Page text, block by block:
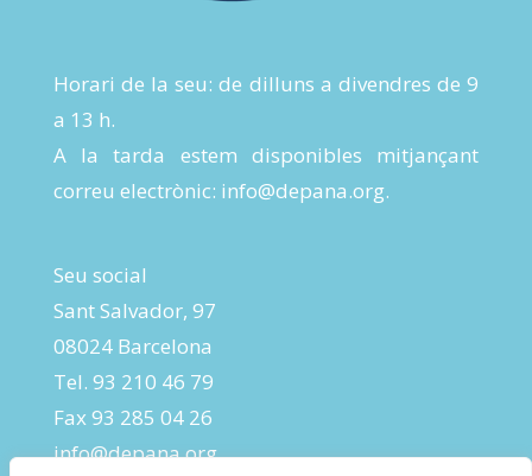
Horari de la seu: de dilluns a divendres de 9
a 13 h.
A la tarda estem disponibles mitjançant
correu electrònic: info@depana.org.
Seu social
Sant Salvador, 97
08024 Barcelona
Tel. 93 210 46 79
Fax 93 285 04 26
info@depana.org